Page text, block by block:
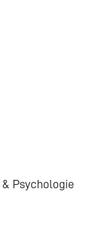
Psychologie